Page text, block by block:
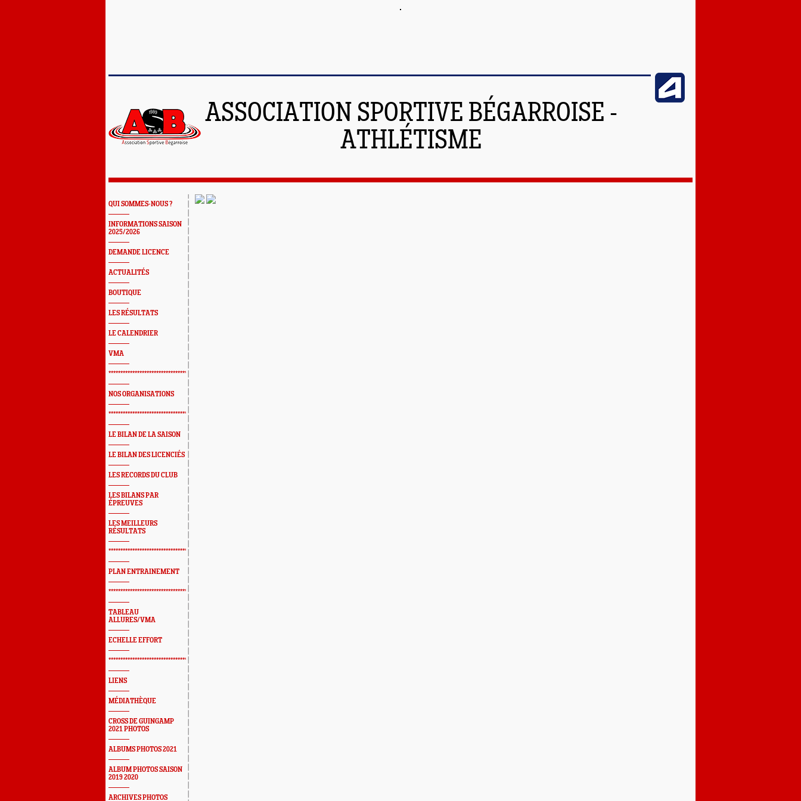
ASSOCIATION SPORTIVE BÉGARROISE -
ATHLÉTISME
QUI SOMMES-NOUS ?
INFORMATIONS SAISON
2025/2026
DEMANDE LICENCE
ACTUALITÉS
BOUTIQUE
LES RÉSULTATS
LE CALENDRIER
VMA
*************************************************
NOS ORGANISATIONS
*************************************************
LE BILAN DE LA SAISON
LE BILAN DES LICENCIÉS
LES RECORDS DU CLUB
LES BILANS PAR
ÉPREUVES
LES MEILLEURS
RÉSULTATS
*************************************************
PLAN ENTRAINEMENT
*************************************************
TABLEAU
ALLURES/VMA
ECHELLE EFFORT
*************************************************
LIENS
MÉDIATHÈQUE
CROSS DE GUINGAMP
2021 PHOTOS
ALBUMS PHOTOS 2021
ALBUM PHOTOS SAISON
2019 2020
ARCHIVES PHOTOS